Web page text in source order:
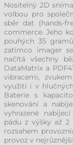
Nositelný 2D
volbou pro
sběr dat (hands-
commerce. Jeho
pouhých 35
zatímco imager
načítá všechny
DataMatrix a
vibracemi,
využití i v
Baterie s
skenování a
vyhrazené
pádu z výšky až
rozsahem
provoz v